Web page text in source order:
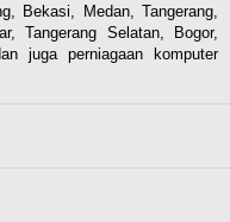
Bekasi, Medan, Tangerang,
Tangerang Selatan, Bogor,
juga perniagaan komputer